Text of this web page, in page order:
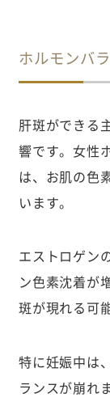
ホルモンバ
肝斑ができる
響です。女性
は、お肌の色
います。
エストロゲン
ン色素沈着が
斑が現れる可
特に妊娠中は
ランスが崩れ